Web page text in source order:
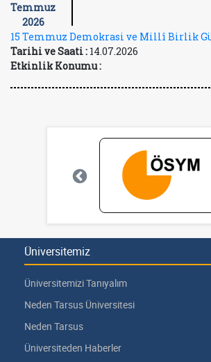
Temmuz
2026
15 Temmuz Demokrasi ve Millî Birlik
Tarihi ve Saati : 14.07.2026
Etkinlik Konumu :
Üniversitemiz
Üniversitemizi Tanıyalım
Neden Tarsus Üniversitesi
Neden Tarsus
Üniversiteden Haberler